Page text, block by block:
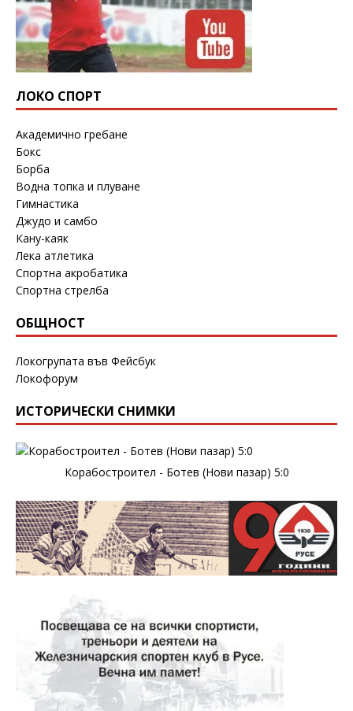
ЛОКО СПОРТ
Академично гребане
Бокс
Борба
Водна топка и плуване
Гимнастика
Джудо и самбо
Кану-каяк
Лека атлетика
Спортна акробатика
Спортна стрелба
ОБЩНОСТ
Локогрупата във Фейсбук
Локофорум
ИСТОРИЧЕСКИ СНИМКИ
Корабостроител - Ботев (Нови пазар) 5:0